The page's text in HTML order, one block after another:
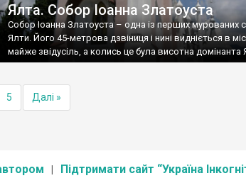
Ялта. Собор Іоанна Златоуста
Собор Іоанна Златоуста – одна із перших мурованих
Ялти. Його 45-метрова дзвіниця і нині видніється в
майже звідусіль, а колись це була висотна домінанта
5 Далі »
Підтримати сайт “Україна